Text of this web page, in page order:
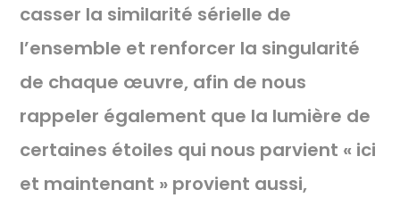
casser la similarité sérielle de
l’ensemble et renforcer la singularité
de chaque œuvre, afin de nous
rappeler également que la lumière de
certaines étoiles qui nous parvient « ici
et maintenant » provient aussi,